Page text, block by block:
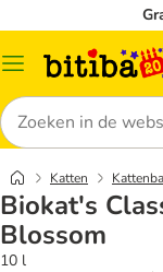
Catalogusmenu
Zoeken
Katten
Biokat's
Blossom
10 l